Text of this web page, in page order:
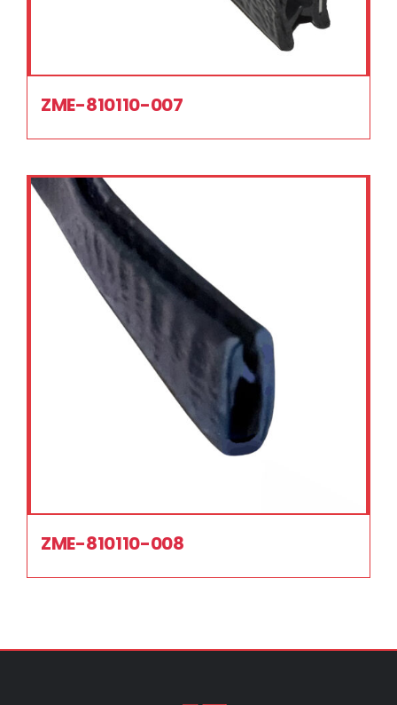
ZME-810110-007
ZME-810110-008